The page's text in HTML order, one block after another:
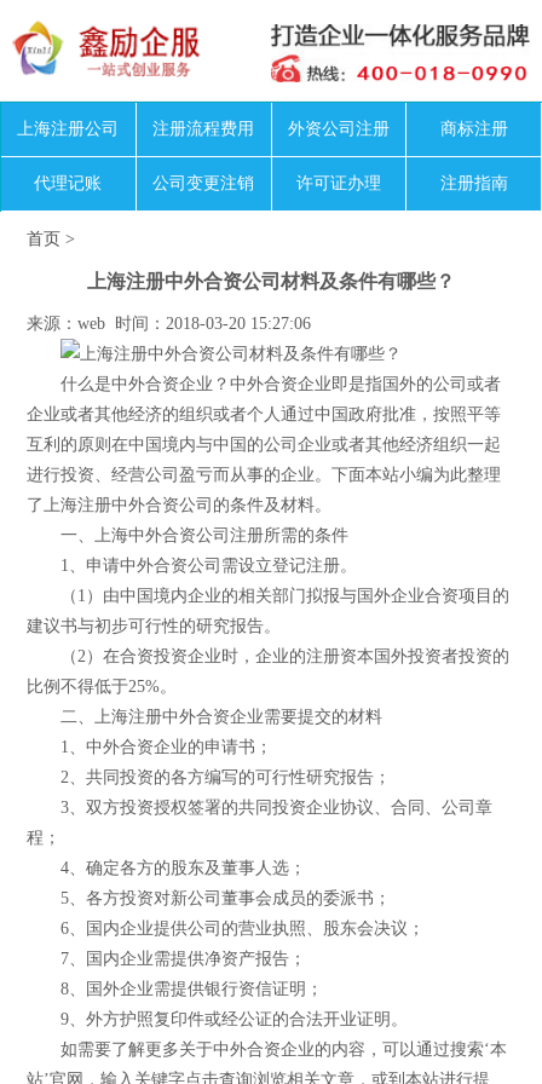
上海注册公司 注册流程费用 外资公司注册 商标注册
代理记账 公司变更注销 许可证办理 注册指南
首页 >
上海注册中外合资公司材料及条件有哪些？
来源：web 时间：2018-03-20 15:27:06
什么是中外合资企业？中外合资企业即是指国外的公司或者
企业或者其他经济的组织或者个人通过中国政府批准，按照平等
互利的原则在中国境内与中国的公司企业或者其他经济组织一起
进行投资、经营公司盈亏而从事的企业。下面本站小编为此整理
了上海注册中外合资公司的条件及材料。
一、上海中外合资公司注册所需的条件
1、申请中外合资公司需设立登记注册。
（1）由中国境内企业的相关部门拟报与国外企业合资项目的
建议书与初步可行性的研究报告。
（2）在合资投资企业时，企业的注册资本国外投资者投资的
比例不得低于25%。
二、上海注册中外合资企业需要提交的材料
1、中外合资企业的申请书；
2、共同投资的各方编写的可行性研究报告；
3、双方投资授权签署的共同投资企业协议、合同、公司章
程；
4、确定各方的股东及董事人选；
5、各方投资对新公司董事会成员的委派书；
6、国内企业提供公司的营业执照、股东会决议；
7、国内企业需提供净资产报告；
8、国外企业需提供银行资信证明；
9、外方护照复印件或经公证的合法开业证明。
如需要了解更多关于中外合资企业的内容，可以通过搜索‘本
站’官网，输入关键字点击查询浏览相关文章，或到本站进行提